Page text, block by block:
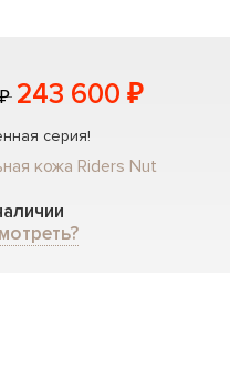
243 600 ₽
серия!
кожа Riders Nut